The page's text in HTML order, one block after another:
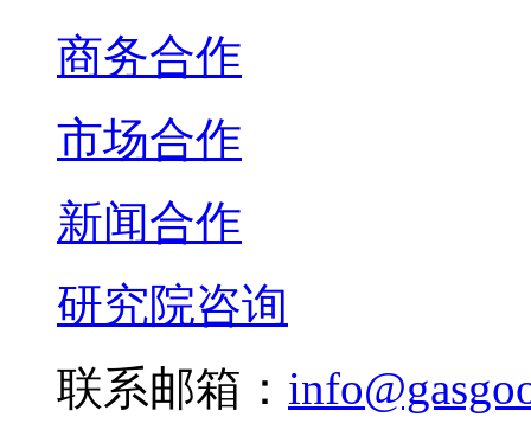
商务合作
市场合作
新闻合作
研究院咨询
联系邮箱：